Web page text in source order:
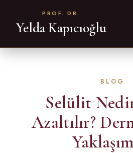
PROF. DR.
Yelda Kapıcıoğlu
Selülit
Azaltılır?